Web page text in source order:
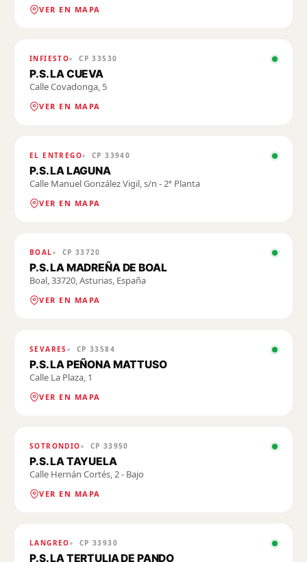
VER EN MAPA
INFIESTO CP33530
P.S. LA CUEVA
Calle Covadonga, 5
VER EN MAPA
EL ENTREGO CP33940
P.S. LA LAGUNA
Calle Manuel González Vigil, s/n - 2ª Planta
VER EN MAPA
BOAL CP 33720
P.S. LA MADREÑA DE BOAL
Boal, 33720, Asturias, España
VER EN MAPA
SEVARES CP33584
P.S. LA PEÑONA MATTUSO
Calle La Plaza, 1
VER EN MAPA
SOTRONDIO CP 33950
P.S. LA TAYUELA
Calle Hernán Cortés, 2 - Bajo
VER EN MAPA
LANGREO CP33930
P.S. LA TERTULIA DE PANDO